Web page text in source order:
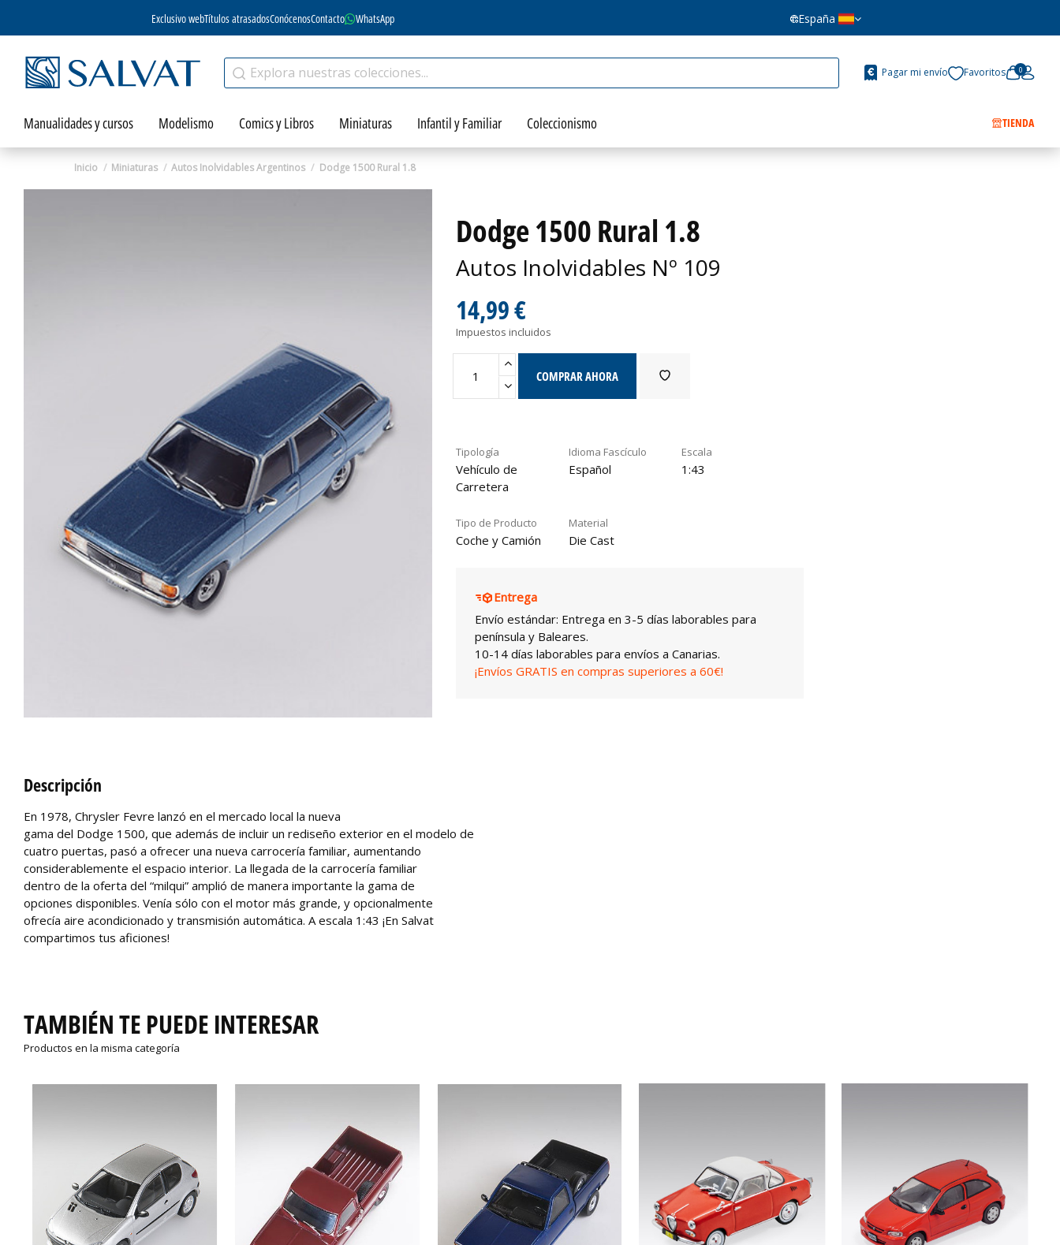
Exclusivo webTítulos atrasadosConócenosContacto WhatsApp España
Pagar mi envío Favoritos 0
Manualidades y cursos Modelismo Comics y Libros Miniaturas Infantil y Familiar Coleccionismo TIENDA
Inicio Miniaturas Autos Inolvidables Argentinos Dodge 1500 Rural 1.8
Dodge 1500 Rural 1.8
Autos Inolvidables Nº 109
14,99 €
Impuestos incluidos
COMPRAR AHORA
Tipología
Vehículo de
Carretera
Idioma Fascículo
Español
Escala
1:43
Tipo de Producto
Coche y Camión
Material
Die Cast
Entrega
Envío estándar: Entrega en 3-5 días laborables para
península y Baleares.
10-14 días laborables para envíos a Canarias.
¡Envíos GRATIS en compras superiores a 60€!
Descripción
En 1978, Chrysler Fevre lanzó en el mercado local la nueva
gama del Dodge 1500, que además de incluir un rediseño exterior en el modelo de
cuatro puertas, pasó a ofrecer una nueva carrocería familiar, aumentando
considerablemente el espacio interior. La llegada de la carrocería familiar
dentro de la oferta del “milqui” amplió de manera importante la gama de
opciones disponibles. Venía sólo con el motor más grande, y opcionalmente
ofrecía aire acondicionado y transmisión automática. A escala 1:43 ¡En Salvat
compartimos tus aficiones!
TAMBIÉN TE PUEDE INTERESAR
Productos en la misma categoría